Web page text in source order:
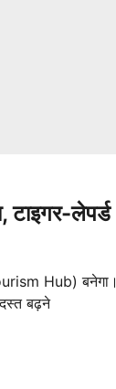
टाइगर-लेपर्ड
Hub) बनेगा।
बढ़ने